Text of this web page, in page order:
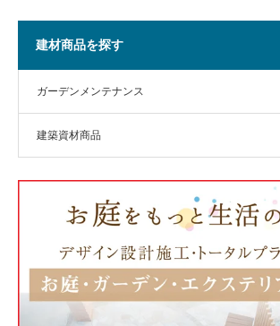
建材商品を探す
ガーデンメンテナンス
建築資材商品